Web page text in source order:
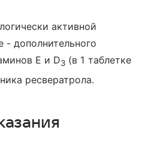
активной
- дополнительного
E и D3 (в 1 таблетке
ресвератрола.